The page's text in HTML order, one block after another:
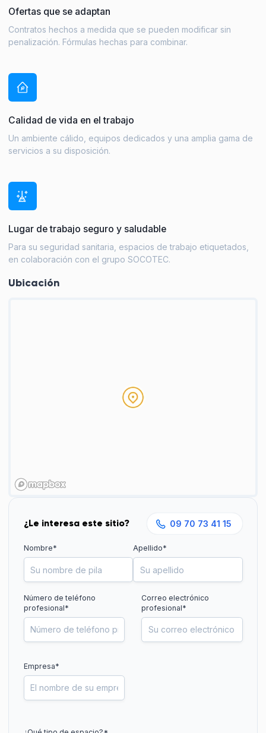
Ofertas que se adaptan
Contratos hechos a medida que se pueden modificar sin
penalización. Fórmulas hechas para combinar.
Calidad de vida en el trabajo
Un ambiente cálido, equipos dedicados y una amplia gama de
servicios a su disposición.
Lugar de trabajo seguro y saludable
Para su seguridad sanitaria, espacios de trabajo etiquetados,
en colaboración con el grupo SOCOTEC.
Ubicación
¿Le interesa este sitio? 09 70 73 41 15
Nombre* Apellido*
Número de teléfono
profesional*
Correo electrónico
profesional*
Empresa*